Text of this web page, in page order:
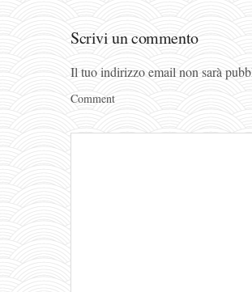
Scrivi un commento
Il tuo indirizzo email non sarà
Comment